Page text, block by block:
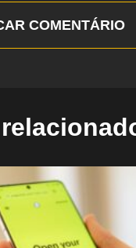
COMENTÁRIO